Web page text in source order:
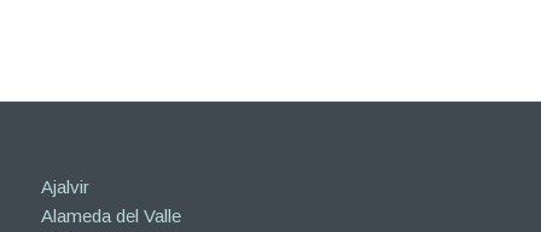
Ajalvir
Alameda del Valle